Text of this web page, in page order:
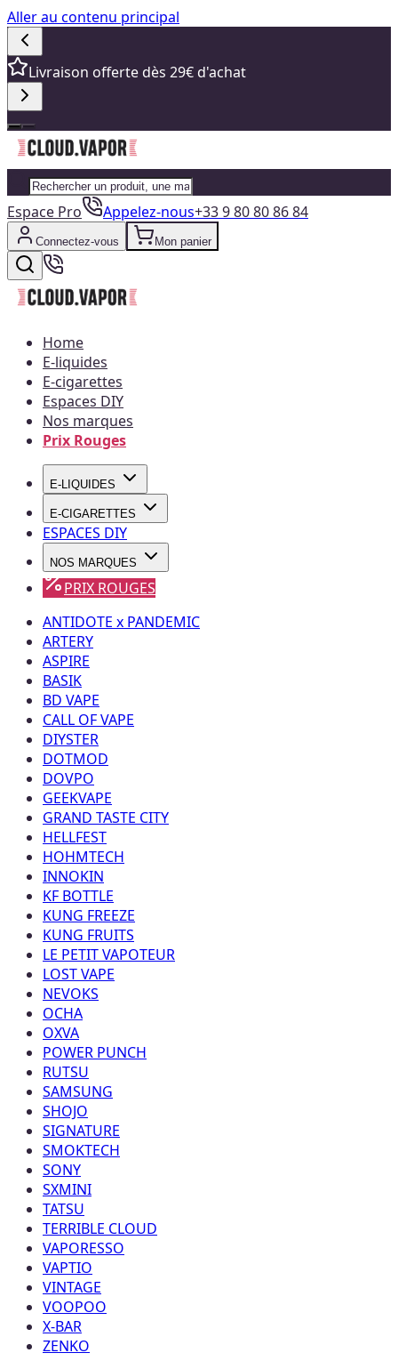
Aller au contenu principal
Livraison offerte dès 29€ d'achat
Espace Pro Appelez-nous+33 9 80 80 86 84
Connectez-vous Mon panier
Home
E-liquides
E-cigarettes
Espaces DIY
Nos marques
Prix Rouges
E-LIQUIDES
E-CIGARETTES
ESPACES DIY
NOS MARQUES
PRIX ROUGES
ANTIDOTE x PANDEMIC
ARTERY
ASPIRE
BASIK
BD VAPE
CALL OF VAPE
DIYSTER
DOTMOD
DOVPO
GEEKVAPE
GRAND TASTE CITY
HELLFEST
HOHMTECH
INNOKIN
KF BOTTLE
KUNG FREEZE
KUNG FRUITS
LE PETIT VAPOTEUR
LOST VAPE
NEVOKS
OCHA
OXVA
POWER PUNCH
RUTSU
SAMSUNG
SHOJO
SIGNATURE
SMOKTECH
SONY
SXMINI
TATSU
TERRIBLE CLOUD
VAPORESSO
VAPTIO
VINTAGE
VOOPOO
X-BAR
ZENKO